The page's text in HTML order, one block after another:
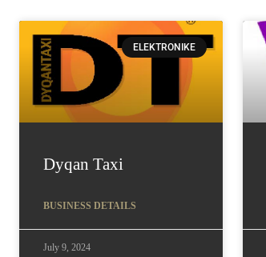
ELEKTRONIKE
Dyqan Taxi
BUSINESS DETAILS
July 9, 2024